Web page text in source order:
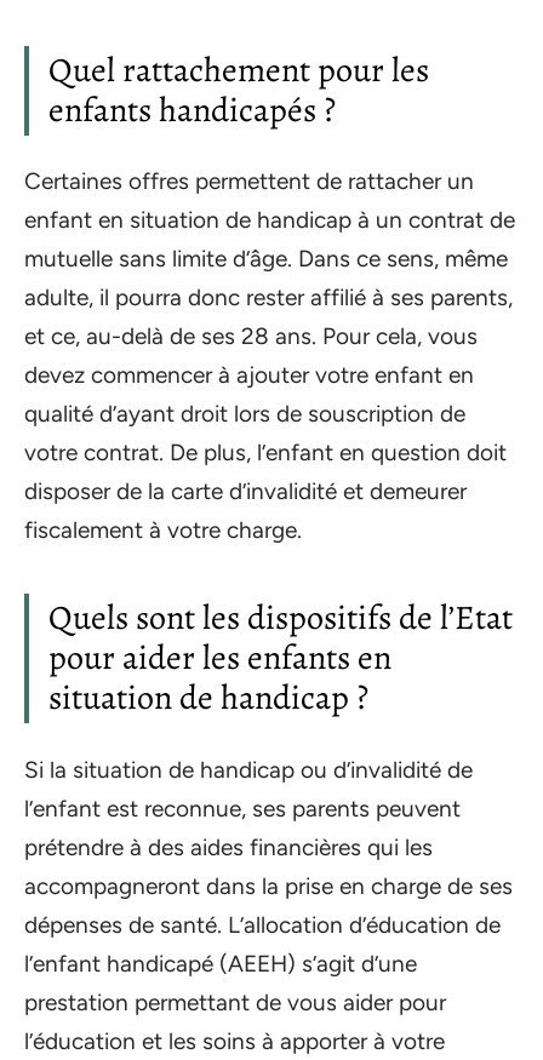
Quel rattachement pour les
enfants handicapés ?
Certaines offres permettent de rattacher un
enfant en situation de handicap à un contrat de
mutuelle sans limite d’âge. Dans ce sens, même
adulte, il pourra donc rester affilié à ses parents,
et ce, au-delà de ses 28 ans. Pour cela, vous
devez commencer à ajouter votre enfant en
qualité d’ayant droit lors de souscription de
votre contrat. De plus, l’enfant en question doit
disposer de la carte d’invalidité et demeurer
fiscalement à votre charge.
Quels sont les dispositifs de l’Etat
pour aider les enfants en
situation de handicap ?
Si la situation de handicap ou d’invalidité de
l’enfant est reconnue, ses parents peuvent
prétendre à des aides financières qui les
accompagneront dans la prise en charge de ses
dépenses de santé. L’allocation d’éducation de
l’enfant handicapé (AEEH) s’agit d’une
prestation permettant de vous aider pour
l’éducation et les soins à apporter à votre